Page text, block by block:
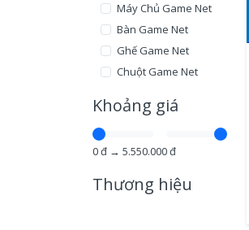
Máy Chủ Game Net
Bàn Game Net
Ghế Game Net
Chuột Game Net
Combo bàn phím
Khoảng giá
0đ → 5.550.000đ
Thương hiệu